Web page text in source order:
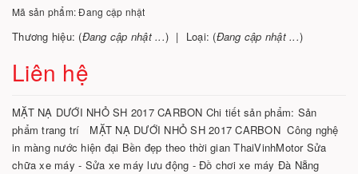
Mã sản phẩm:Đang cập nhật
Thương hiệu: (Đang cập nhật ...) Loại: (Đang cập nhật ...)
Liên hệ
MẶT NẠ DƯỚI NHỎ SH 2017 CARBON Chi tiết sản phẩm: Sản
phẩm trang trí MẶT NẠ DƯỚI NHỎ SH 2017 CARBON Công nghệ
in màng nước hiện đại Bền đẹp theo thời gian ThaiVinhMotor Sửa
chữa xe máy - Sửa xe máy lưu động - Đồ chơi xe máy Đà Nẵng